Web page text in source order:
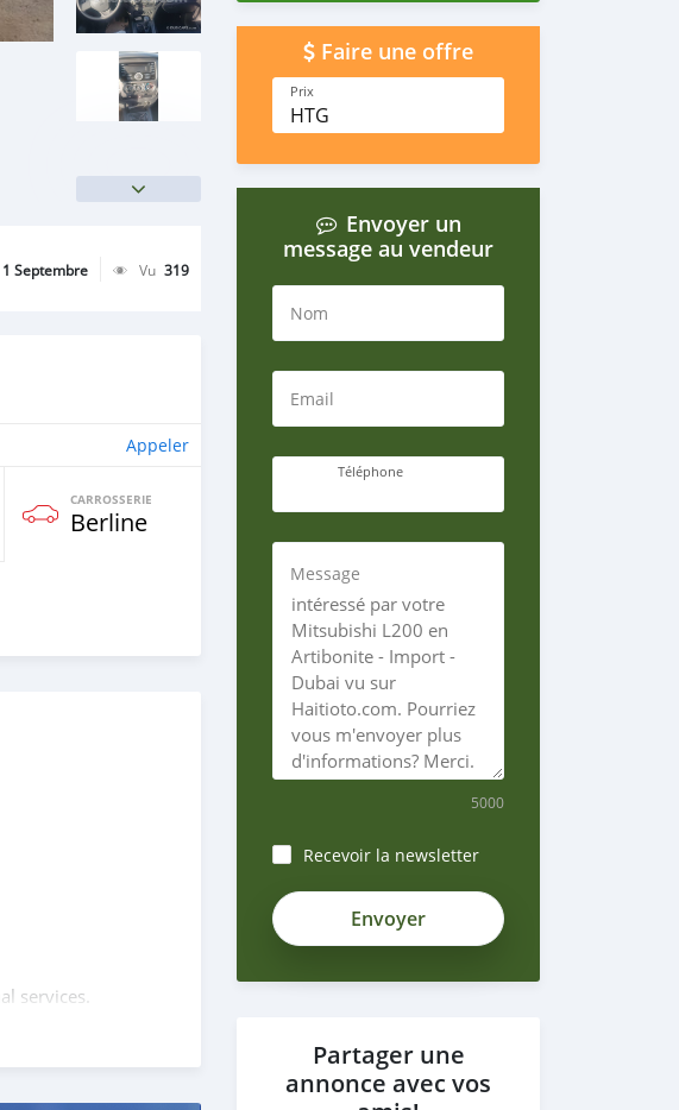
1 Septembre Vu 319
Appeler
CARROSSERIE
Berline
services.
D I D(4D56),
Faire une offre
Prix
HTG
Envoyer un
message au vendeur
Nom
Email
Téléphone
Message
5000
Recevoir la newsletter
Partager une
annonce avec vos